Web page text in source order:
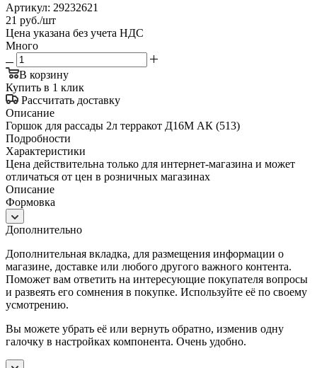
Артикул: 29232621
21 руб./шт
Цена указана без учета НДС
Много
В корзину
Купить в 1 клик
Рассчитать доставку
Описание
Горшок для рассады 2л терракот Д16М АК (513)
Подробности
Характеристики
Цена действительна только для интернет-магазина и может
отличаться от цен в розничных магазинах
Описание
Формовка
Дополнительно
Дополнительная вкладка, для размещения информации о
магазине, доставке или любого другого важного контента.
Поможет вам ответить на интересующие покупателя вопросы
и развеять его сомнения в покупке. Используйте её по своему
усмотрению.
Вы можете убрать её или вернуть обратно, изменив одну
галочку в настройках компонента. Очень удобно.